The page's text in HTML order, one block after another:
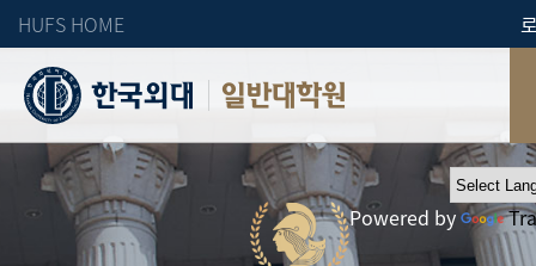
HUFS HOME
일반대학원
Powered by